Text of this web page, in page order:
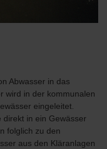
Abwasser in das
wird in der kommunalen
eingeleitet.
direkt in ein Gewässer
folglich zu den
aus den Kläranlagen